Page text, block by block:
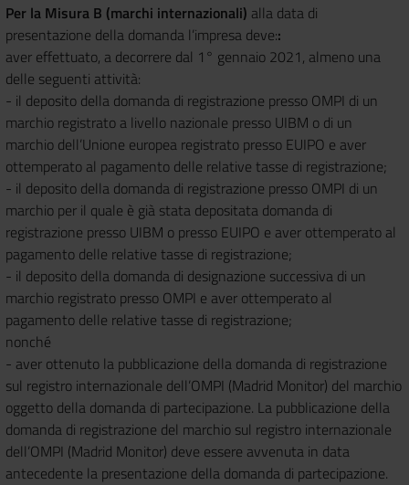
Per la Misura B (marchi internazionali) alla data di
presentazione della domanda l’impresa deve::
aver effettuato, a decorrere dal 1° gennaio 2021, almeno una
delle seguenti attività:
- il deposito della domanda di registrazione presso OMPI di un
marchio registrato a livello nazionale presso UIBM o di un
marchio dell’Unione europea registrato presso EUIPO e aver
ottemperato al pagamento delle relative tasse di registrazione;
- il deposito della domanda di registrazione presso OMPI di un
marchio per il quale è già stata depositata domanda di
registrazione presso UIBM o presso EUIPO e aver ottemperato al
pagamento delle relative tasse di registrazione;
- il deposito della domanda di designazione successiva di un
marchio registrato presso OMPI e aver ottemperato al
pagamento delle relative tasse di registrazione;
nonché
- aver ottenuto la pubblicazione della domanda di registrazione
sul registro internazionale dell’OMPI (Madrid Monitor) del marchio
oggetto della domanda di partecipazione. La pubblicazione della
domanda di registrazione del marchio sul registro internazionale
dell’OMPI (Madrid Monitor) deve essere avvenuta in data
antecedente la presentazione della domanda di partecipazione.